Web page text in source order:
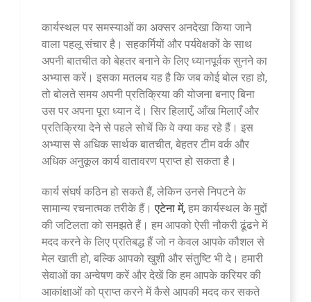
कार्यस्थल पर समस्याओं का अक्सर अनदेखा किया जाने
वाला पहलू संचार है। सहकर्मियों और पर्यवेक्षकों के साथ
अपनी बातचीत को बेहतर बनाने के लिए ध्यानपूर्वक सुनने का
अभ्यास करें। इसका मतलब यह है कि जब कोई बोल रहा हो,
तो बोलते समय अपनी प्रतिक्रिया की योजना बनाए बिना
उस पर अपना पूरा ध्यान दें। सिर हिलाएँ, आँख मिलाएँ और
प्रतिक्रिया देने से पहले सोचें कि वे क्या कह रहे हैं। इस
अभ्यास से अधिक सार्थक बातचीत, बेहतर टीम वर्क और
अधिक अनुकूल कार्य वातावरण प्राप्त हो सकता है।
कार्य संघर्ष कठिन हो सकते हैं, लेकिन उनसे निपटने के
सामान्य रचनात्मक तरीके हैं।एटेना में, हम कार्यस्थल के मुद्दों
की जटिलता को समझते हैं। हम आपको ऐसी नौकरी ढूंढने में
मदद करने के लिए प्रतिबद्ध हैं जो न केवल आपके कौशल से
मेल खाती हो, बल्कि आपको खुशी और संतुष्टि भी दे। हमारी
सेवाओं का अन्वेषण करें और देखें कि हम आपके करियर की
आकांक्षाओं को प्राप्त करने में कैसे आपकी मदद कर सकते